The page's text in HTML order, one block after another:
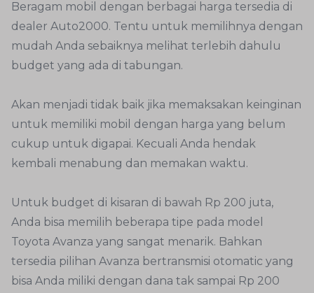
Beragam mobil dengan berbagai harga tersedia di
dealer Auto2000. Tentu untuk memilihnya dengan
mudah Anda sebaiknya melihat terlebih dahulu
budget yang ada di tabungan.
Akan menjadi tidak baik jika memaksakan keinginan
untuk memiliki mobil dengan harga yang belum
cukup untuk digapai. Kecuali Anda hendak
kembali menabung dan memakan waktu.
Untuk budget di kisaran di bawah Rp 200 juta,
Anda bisa memilih beberapa tipe pada model
Toyota Avanza yang sangat menarik. Bahkan
tersedia pilihan Avanza bertransmisi otomatic yang
bisa Anda miliki dengan dana tak sampai Rp 200